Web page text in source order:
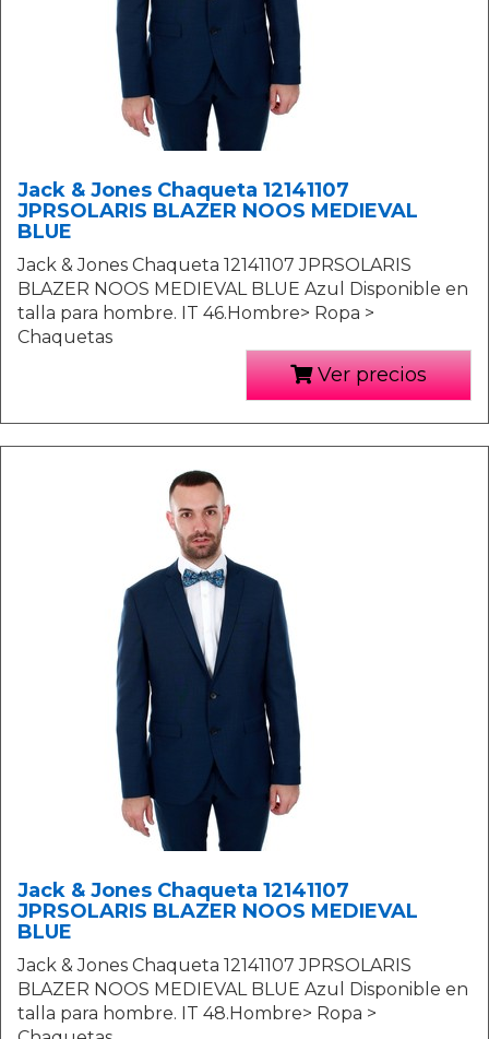
Jack & Jones Chaqueta 12141107
JPRSOLARIS BLAZER NOOS MEDIEVAL
BLUE
Jack & Jones Chaqueta 12141107 JPRSOLARIS
BLAZER NOOS MEDIEVAL BLUE Azul Disponible en
talla para hombre. IT 46.Hombre> Ropa >
Chaquetas
Ver precios
Jack & Jones Chaqueta 12141107
JPRSOLARIS BLAZER NOOS MEDIEVAL
BLUE
Jack & Jones Chaqueta 12141107 JPRSOLARIS
BLAZER NOOS MEDIEVAL BLUE Azul Disponible en
talla para hombre. IT 48.Hombre> Ropa >